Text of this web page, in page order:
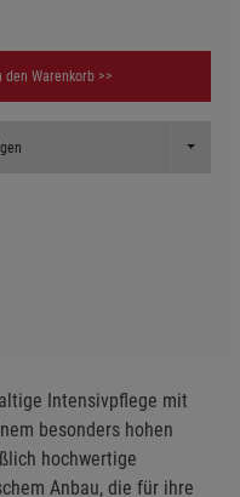
den Warenkorb >>
Toggle
Intensivpflege mit
besonders hohen
hochwertige
Anbau, die für ihre